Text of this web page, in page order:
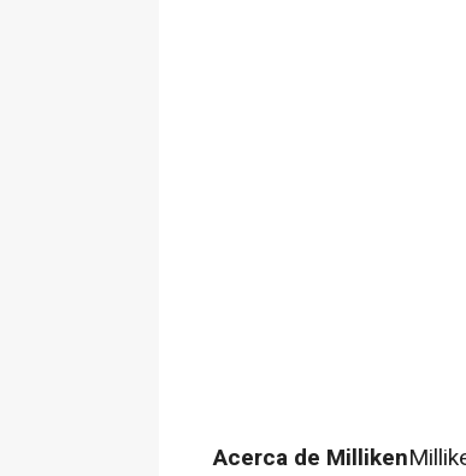
Acerca de Milliken